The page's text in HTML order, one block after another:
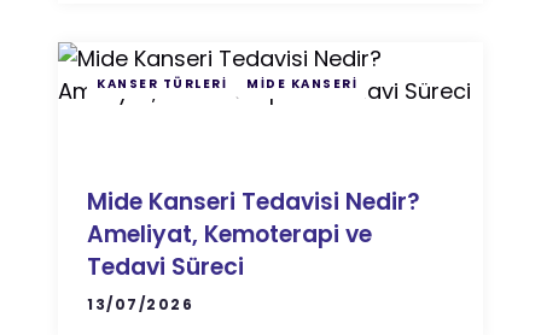
KANSER TÜRLERI MIDE KANSERI
Mide Kanseri Tedavisi Nedir?
Ameliyat, Kemoterapi ve
Tedavi Süreci
13/07/2026